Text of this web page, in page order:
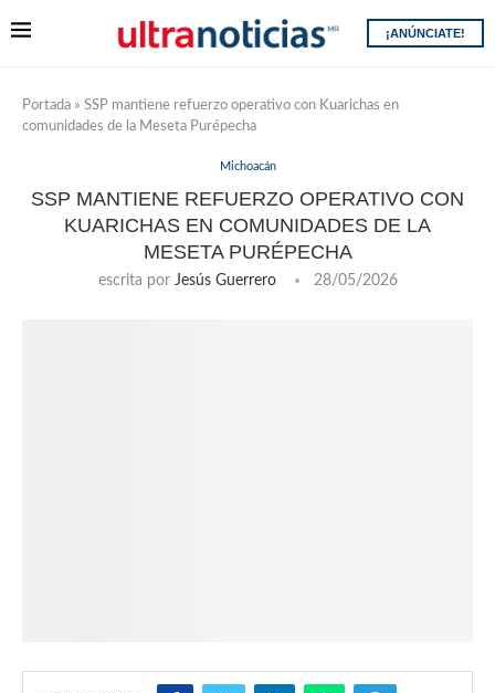
¡ANÚNCIATE!
Portada » SSP mantiene refuerzo operativo con Kuarichas en
comunidades de la Meseta Purépecha
Michoacán
SSP MANTIENE REFUERZO OPERATIVO CON
KUARICHAS EN COMUNIDADES DE LA
MESETA PURÉPECHA
escrita por Jesús Guerrero 28/05/2026